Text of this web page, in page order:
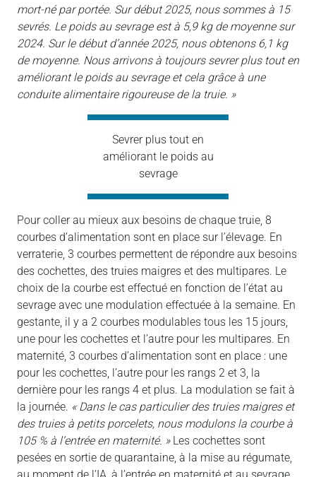
mort-né par portée. Sur début 2025, nous sommes à 15
sevrés. Le poids au sevrage est à 5,9 kg de moyenne sur
2024. Sur le début d’année 2025, nous obtenons 6,1 kg
de moyenne. Nous arrivons à toujours sevrer plus tout en
améliorant le poids au sevrage et cela grâce à une
conduite alimentaire rigoureuse de la truie. »
Sevrer plus tout en
améliorant le poids au
sevrage
Pour coller au mieux aux besoins de chaque truie, 8
courbes d’alimentation sont en place sur l’élevage. En
verraterie, 3 courbes permettent de répondre aux besoins
des cochettes, des truies maigres et des multipares. Le
choix de la courbe est effectué en fonction de l’état au
sevrage avec une modulation effectuée à la semaine. En
gestante, il y a 2 courbes modulables tous les 15 jours,
une pour les cochettes et l’autre pour les multipares. En
maternité, 3 courbes d’alimentation sont en place : une
pour les cochettes, l’autre pour les rangs 2 et 3, la
dernière pour les rangs 4 et plus. La modulation se fait à
la journée. « Dans le cas particulier des truies maigres et
des truies à petits porcelets, nous modulons la courbe à
105 % à l’entrée en maternité. »Les cochettes sont
pesées en sortie de quarantaine, à la mise au régumate,